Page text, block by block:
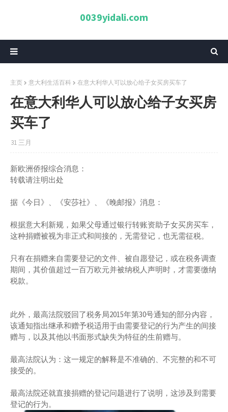
0039yidali.com
主页 意大利生活百科 在意大利华人可以放心给子女买房买车了
在意大利华人可以放心给子女买房
买车了
31 三月
新欧洲侨报综合消息：
转载请注明出处
据《今日》、《安莎社》、《晚邮报》消息：
根据意大利新规，如果父母通过银行转账资助子女买房买车，
这种捐赠被视为非正式和间接的，无需登记，也无需征税。
只有在捐赠来自需要登记的文件、被自愿登记，或在税务调查
期间，其价值超过一百万欧元并被纳税人声明时，才需要缴纳
税款。
此外，最高法院驳回了税务局2015年第30号通知的部分内容，
该通知指出继承和赠予税适用于由需要登记的行为产生的间接
赠与，以及其他以书面形式缺失为特征的生前赠与。
最高法院认为：这一规定的解释是不准确的、不完整的和不可
接受的。
最高法院还就直接捐赠的登记问题进行了说明，这涉及到需要
登记的行为。